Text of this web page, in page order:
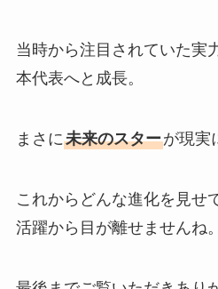
当時から注目されていた実
本代表へと成長。
まさに未来のスターが現実
これからどんな進化を見せ
活躍から目が離せませんね。